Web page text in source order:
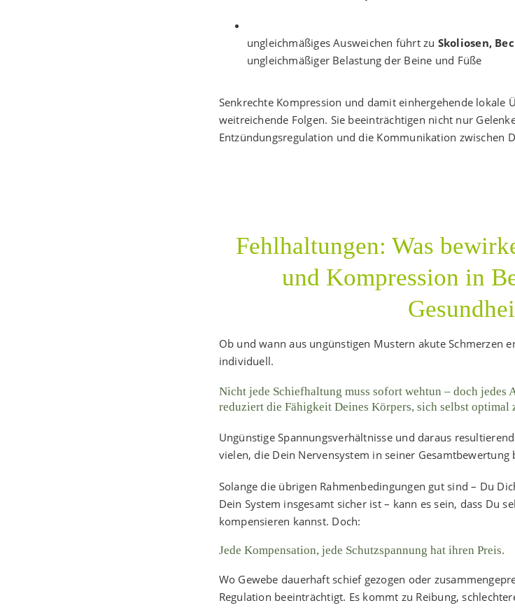
ungleichmäßiges Ausweichen führt zu Skoliosen,
ungleichmäßiger Belastung der Beine und Füße
Senkrechte Kompression und damit einhergehende lokale
weitreichende Folgen. Sie beeinträchtigen nicht nur
Entzündungsregulation und die Kommunikation zwischen
Fehlhaltungen: Was
und Kompression in
Ob und wann aus ungünstigen Mustern akute Schmerzen
individuell.
Nicht jede Schiefhaltung muss sofort wehtun – doch jedes
reduziert die Fähigkeit Deines Körpers, sich selbst optimal
Ungünstige Spannungsverhältnisse und daraus
vielen, die Dein Nervensystem in seiner Gesamtbewertung
Solange die übrigen Rahmenbedingungen gut sind – Du
Dein System insgesamt sicher ist – kann es sein, dass Du
kompensieren kannst. Doch:
Jede Kompensation, jede Schutzspannung hat ihren Preis.
Wo Gewebe dauerhaft schief gezogen oder
Regulation beeinträchtigt. Es kommt zu Reibung,